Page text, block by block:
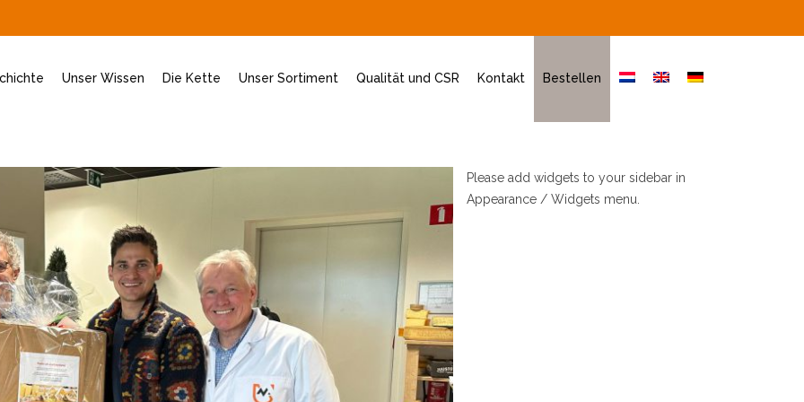
Unser Wissen Die Kette Unser Sortiment Qualität und CSR Kontakt Bestellen
Please add widgets to your sidebar in
Appearance / Widgets menu.